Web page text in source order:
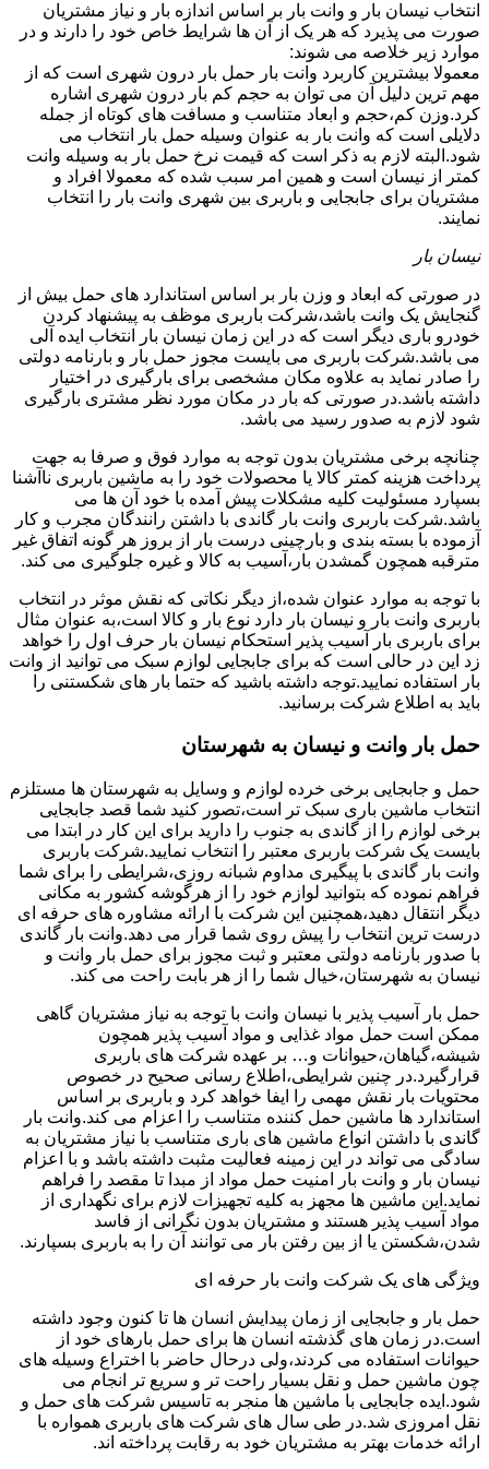
انتخاب نیسان بار و وانت بار بر اساس اندازه بار و نیاز مشتریان
صورت می پذیرد که هر یک از آن ها شرایط خاص خود را دارند و در
موارد زیر خلاصه می شوند:
معمولا بیشترین کاربرد وانت بار حمل بار درون شهری است که از
مهم ترین دلیل آن می توان به حجم کم بار درون شهری اشاره
کرد.وزن کم،حجم و ابعاد متناسب و مسافت های کوتاه از جمله
دلایلی است که وانت بار به عنوان وسیله حمل بار انتخاب می
شود.البته لازم به ذکر است که قیمت نرخ حمل بار به وسیله وانت
کمتر از نیسان است و همین امر سبب شده که معمولا افراد و
مشتریان برای جابجایی و باربری بین شهری وانت بار را انتخاب
نمایند.
نیسان بار
در صورتی که ابعاد و وزن بار بر اساس استاندارد های حمل بیش از
گنجایش یک وانت باشد،شرکت باربری موظف به پیشنهاد کردن
خودرو باری دیگر است که در این زمان نیسان بار انتخاب ایده آلی
می باشد.شرکت باربری می بایست مجوز حمل بار و بارنامه دولتی
را صادر نماید به علاوه مکان مشخصی برای بارگیری در اختیار
داشته باشد.در صورتی که بار در مکان مورد نظر مشتری بارگیری
شود لازم به صدور رسید می باشد.
چنانچه برخی مشتریان بدون توجه به موارد فوق و صرفا به جهت
پرداخت هزینه کمتر کالا یا محصولات خود را به ماشین باربری ناآشنا
بسپارد مسئولیت کلیه مشکلات پیش آمده با خود آن ها می
باشد.شرکت باربری وانت بار گاندی با داشتن رانندگان مجرب و کار
آزموده با بسته بندی و بارچینی درست بار از بروز هر گونه اتفاق غیر
مترقبه همچون گمشدن بار،آسیب به کالا و غیره جلوگیری می کند.
با توجه به موارد عنوان شده،از دیگر نکاتی که نقش موثر در انتخاب
باربری وانت بار و نیسان بار دارد نوع بار و کالا است،به عنوان مثال
برای باربری بار آسیب پذیر استحکام نیسان بار حرف اول را خواهد
زد این در حالی است که برای جابجایی لوازم سبک می توانید از وانت
بار استفاده نمایید.توجه داشته باشید که حتما بار های شکستنی را
باید به اطلاع شرکت برسانید.
حمل بار وانت و نیسان به شهرستان
حمل و جابجایی برخی خرده لوازم و وسایل به شهرستان ها مستلزم
انتخاب ماشین باری سبک تر است،تصور کنید شما قصد جابجایی
برخی لوازم را از گاندی به جنوب را دارید برای این کار در ابتدا می
بایست یک شرکت باربری معتبر را انتخاب نمایید.شرکت باربری
وانت بار گاندی با پیگیری مداوم شبانه روزی،شرایطی را برای شما
فراهم نموده که بتوانید لوازم خود را از هرگوشه کشور به مکانی
دیگر انتقال دهید،همچنین این شرکت با ارائه مشاوره های حرفه ای
درست ترین انتخاب را پیش روی شما قرار می دهد.وانت بار گاندی
با صدور بارنامه دولتی معتبر و ثبت مجوز برای حمل بار وانت و
نیسان به شهرستان،خیال شما را از هر بابت راحت می کند.
حمل بار آسیب پذیر با نیسان وانت با توجه به نیاز مشتریان گاهی
ممکن است حمل مواد غذایی و مواد آسیب پذیر همچون
شیشه،گیاهان،حیوانات و… بر عهده شرکت های باربری
قرارگیرد.در چنین شرایطی،اطلاع رسانی صحیح در خصوص
محتویات بار نقش مهمی را ایفا خواهد کرد و باربری بر اساس
استاندارد ها ماشین حمل کننده متناسب را اعزام می کند.وانت بار
گاندی با داشتن انواع ماشین های باری متناسب با نیاز مشتریان به
سادگی می تواند در این زمینه فعالیت مثبت داشته باشد و با اعزام
نیسان بار و وانت بار امنیت حمل مواد از مبدا تا مقصد را فراهم
نماید.این ماشین ها مجهز به کلیه تجهیزات لازم برای نگهداری از
مواد آسیب پذیر هستند و مشتریان بدون نگرانی از فاسد
شدن،شکستن یا از بین رفتن بار می توانند آن را به باربری بسپارند.
ویژگی های یک شرکت وانت بار حرفه ای
حمل بار و جابجایی از زمان پیدایش انسان ها تا کنون وجود داشته
است.در زمان های گذشته انسان ها برای حمل بارهای خود از
حیوانات استفاده می کردند،ولی درحال حاضر با اختراع وسیله های
چون ماشین حمل و نقل بسیار راحت تر و سریع تر انجام می
شود.ایده جابجایی با ماشین ها منجر به تاسیس شرکت های حمل و
نقل امروزی شد.در طی سال های شرکت های باربری همواره با
ارائه خدمات بهتر به مشتریان خود به رقابت پرداخته اند.